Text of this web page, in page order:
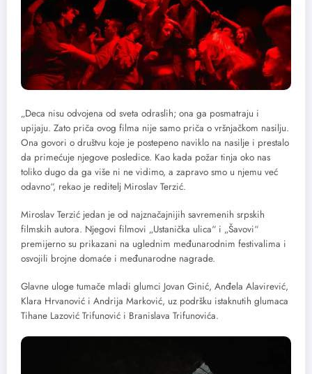
„Deca nisu odvojena od sveta odraslih; ona ga posmatraju i
upijaju. Zato priča ovog filma nije samo priča o vršnjačkom nasilju.
Ona govori o društvu koje je postepeno naviklo na nasilje i prestalo
da primećuje njegove posledice. Kao kada požar tinja oko nas
toliko dugo da ga više ni ne vidimo, a zapravo smo u njemu već
odavno“, rekao je reditelj Miroslav Terzić.
Miroslav Terzić jedan je od najznačajnijih savremenih srpskih
filmskih autora. Njegovi filmovi „Ustanička ulica“ i „Šavovi“
premijerno su prikazani na uglednim međunarodnim festivalima i
osvojili brojne domaće i međunarodne nagrade.
Glavne uloge tumače mladi glumci Jovan Ginić, Anđela Alavirević,
Klara Hrvanović i Andrija Marković, uz podršku istaknutih glumaca
Tihane Lazović Trifunović i Branislava Trifunovića.